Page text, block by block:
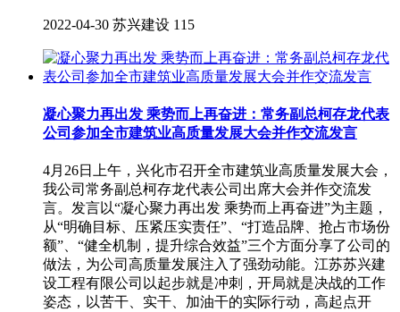
2022-04-30 苏兴建设 115
凝心聚力再出发 乘势而上再奋进：常务副总柯存龙代表
公司参加全市建筑业高质量发展大会并作交流发言
4月26日上午，兴化市召开全市建筑业高质量发展大会，
我公司常务副总柯存龙代表公司出席大会并作交流发
言。发言以“凝心聚力再出发 乘势而上再奋进”为主题，
从“明确目标、压紧压实责任”、“打造品牌、抢占市场份
额”、“健全机制，提升综合效益”三个方面分享了公司的
做法，为公司高质量发展注入了强劲动能。江苏苏兴建
设工程有限公司以起步就是冲刺，开局就是决战的工作
姿态，以苦干、实干、加油干的实际行动，高起点开